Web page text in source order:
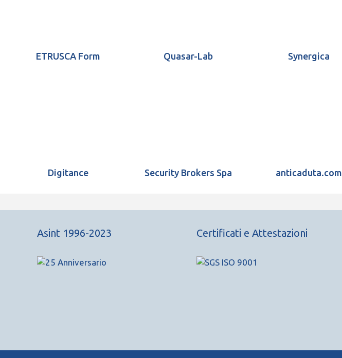
ETRUSCA Form Quasar-Lab
Synergica
Digitance Security Brokers Spa anticaduta.com
Asint 1996-2023 Certificati e Attestazioni